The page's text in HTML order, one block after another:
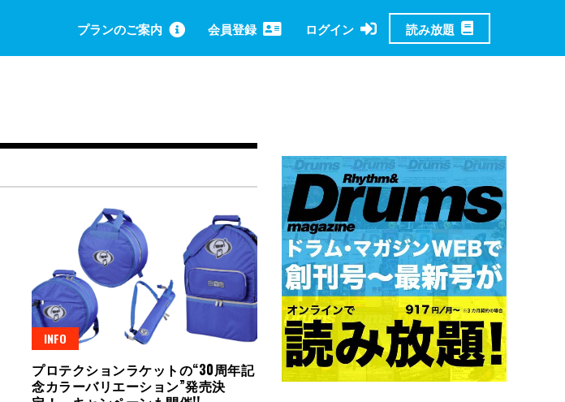
プランのご案内 会員登録 ログイン 読み放題
INFO
プロテクションラケットの“30周年記
念カラーバリエーション”発売決